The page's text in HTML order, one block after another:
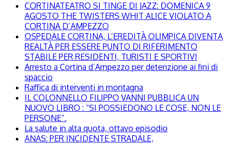
CORTINATEATRO SI TINGE DI JAZZ: DOMENICA 9
AGOSTO THE TWISTERS WHIT ALICE VIOLATO A
CORTINA D’AMPEZZO
OSPEDALE CORTINA, L’EREDITÀ OLIMPICA DIVENTA
REALTÀ PER ESSERE PUNTO DI RIFERIMENTO
STABILE PER RESIDENTI, TURISTI E SPORTIVI
Arresto a Cortina d’Ampezzo per detenzione ai fini di
spaccio
Raffica di interventi in montagna
IL COLONNELLO FILIPPO VANNI PUBBLICA UN
NUOVO LIBRO : “SI POSSIEDONO LE COSE, NON LE
PERSONE”.
La salute in alta quota, ottavo episodio
ANAS: PER INCIDENTE STRADALE,